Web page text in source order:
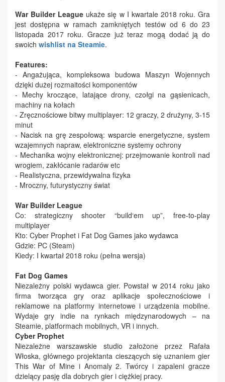
War Builder League ukaże się w I kwartale 2018 roku. Gra
jest dostępna w ramach zamkniętych testów od 6 do 23
listopada 2017 roku. Gracze już teraz mogą dodać ją do
swoich wishlist na Steamie.
Features:
- Angażująca, kompleksowa budowa Maszyn Wojennych
dzięki dużej rozmaitości komponentów
- Mechy kroczące, latające drony, czołgi na gąsienicach,
machiny na kołach
- Zręcznościowe bitwy multiplayer: 12 graczy, 2 drużyny, 3-15
minut
- Nacisk na grę zespołową: wsparcie energetyczne, system
wzajemnych napraw, elektroniczne systemy ochrony
- Mechanika wojny elektronicznej: przejmowanie kontroli nad
wrogiem, zakłócanie radarów etc
- Realistyczna, przewidywalna fizyka
- Mroczny, futurystyczny świat
War Builder League
Co: strategiczny shooter “build‘em up”, free-to-play
multiplayer
Kto: Cyber Prophet i Fat Dog Games jako wydawca
Gdzie: PC (Steam)
Kiedy: I kwartał 2018 roku (pełna wersja)
Fat Dog Games
Niezależny polski wydawca gier. Powstał w 2014 roku jako
firma tworząca gry oraz aplikacje społecznościowe i
reklamowe na platformy internetowe i urządzenia mobilne.
Wydaje gry indie na rynkach międzynarodowych – na
Steamie, platformach mobilnych, VR i innych.
Cyber Prophet
Niezależne warszawskie studio założone przez Rafała
Włoska, głównego projektanta cieszących się uznaniem gier
This War of Mine i Anomaly 2. Twórcy i zapaleni gracze
dzielący pasję dla dobrych gier i ciężkiej pracy.